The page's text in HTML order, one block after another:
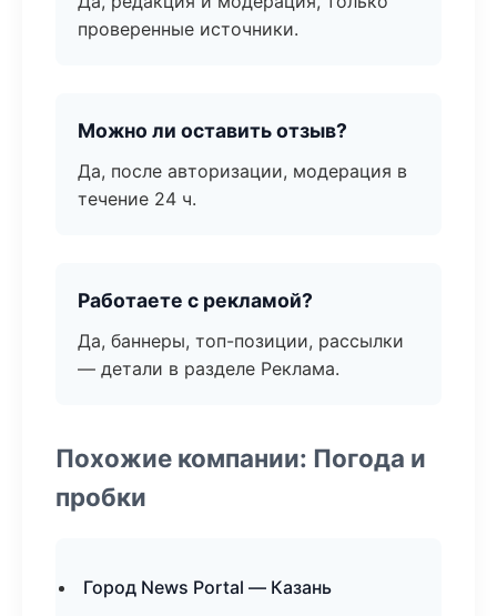
проверенные источники.
Можно ли оставить отзыв?
Да, после авторизации, модерация в
течение 24 ч.
Работаете с рекламой?
Да, баннеры, топ-позиции, рассылки
— детали в разделе Реклама.
Похожие компании: Погода и
пробки
Город News Portal — Казань